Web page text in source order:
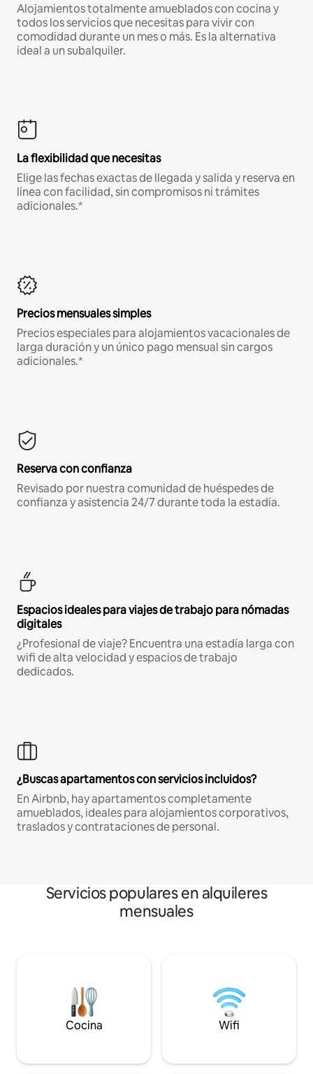
Alojamientos totalmente amueblados con cocina y
todos los servicios que necesitas para vivir con
comodidad durante un mes o más. Es la alternativa
ideal a un subalquiler.
La flexibilidad que necesitas
Elige las fechas exactas de llegada y salida y reserva en
línea con facilidad, sin compromisos ni trámites
adicionales.*
Precios mensuales simples
Precios especiales para alojamientos vacacionales de
larga duración y un único pago mensual sin cargos
adicionales.*
Reserva con confianza
Revisado por nuestra comunidad de huéspedes de
confianza y asistencia 24/7 durante toda la estadía.
Espacios ideales para viajes de trabajo para nómadas
digitales
¿Profesional de viaje? Encuentra una estadía larga con
wifi de alta velocidad y espacios de trabajo
dedicados.
¿Buscas apartamentos con servicios incluidos?
En Airbnb, hay apartamentos completamente
amueblados, ideales para alojamientos corporativos,
traslados y contrataciones de personal.
Servicios populares en alquileres
mensuales
Cocina Wifi